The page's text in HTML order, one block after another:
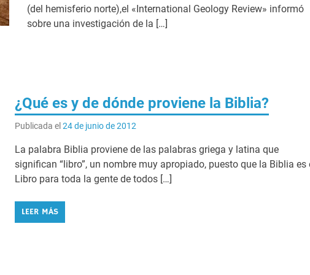
(del hemisferio norte),el «International Geology Review» informó
sobre una investigación de la […]
¿Qué es y de dónde proviene la Biblia?
Publicada el 24 de junio de 2012
La palabra Biblia proviene de las palabras griega y latina que
significan “libro”, un nombre muy apropiado, puesto que la Biblia es
Libro para toda la gente de todos […]
LEER MÁS